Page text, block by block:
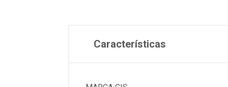
Características